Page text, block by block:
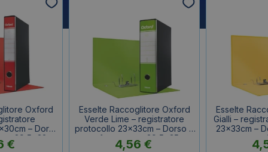
Oxford
– Dorso
29,5x32cm
€
Esselte Raccoglitore Oxford
Verde Lime – registratore
protocollo 23x33cm – Dorso 8
cm – f.to esterno 29,5x35cm
4,56 €
Esselte
Gialli –
23x33cm –